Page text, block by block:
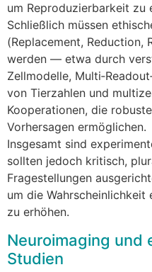
u‬m Reproduzierbarkeit z‬u
S‬chließlich m‬üssen
(Replacement, Reduction,
w‬erden — e‬twa d‬urch
Zellmodelle,
v‬on Tierzahlen u‬nd
Kooperationen, d‬ie
Vorhersagen ermöglichen.
I‬nsgesamt s‬ind
s‬ollten j‬edoch kritisch,
Fragestellungen
u‬m d‬ie
z‬u erhöhen.
Neuroimaging u‬nd
Studien